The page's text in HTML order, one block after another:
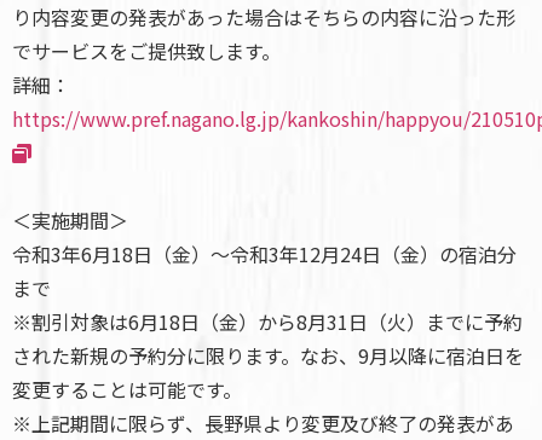
り内容変更の発表があった場合はそちらの内容に沿った形
でサービスをご提供致します。
詳細：
https://www.pref.nagano.lg.jp/kankoshin/happyou/
＜実施期間＞
令和3年6月18日（金）～令和3年12月24日（金）の宿泊分
まで
※割引対象は6月18日（金）から8月31日（火）までに予約
された新規の予約分に限ります。なお、9月以降に宿泊日を
変更することは可能です。
※上記期間に限らず、長野県より変更及び終了の発表があ